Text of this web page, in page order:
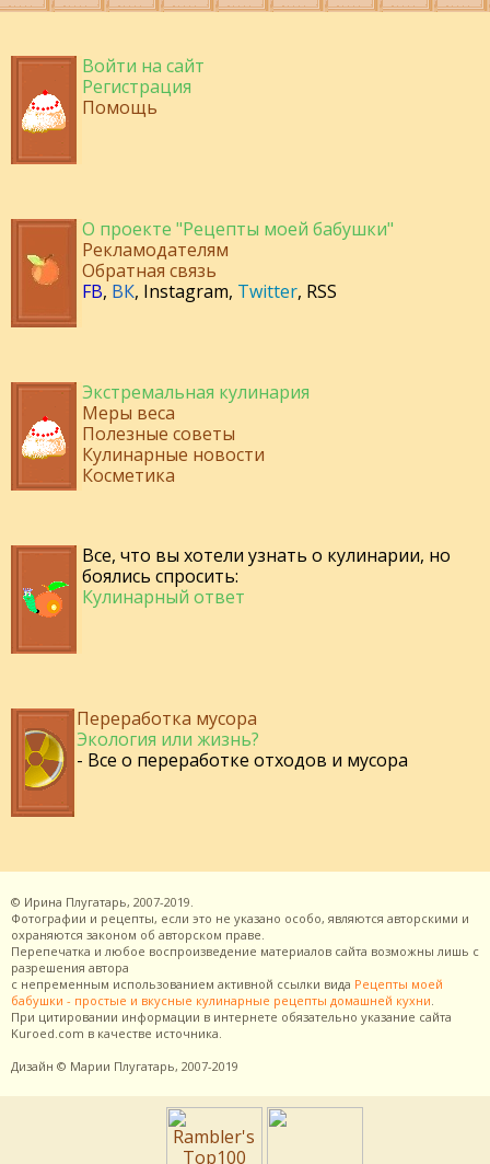
Войти на сайт
Регистрация
Помощь
О проекте "Рецепты моей бабушки"
Рекламодателям
Обратная связь
FB, ВК, Instagram, Twitter, RSS
Экстремальная кулинария
Меры веса
Полезные советы
Кулинарные новости
Косметика
Все, что вы хотели узнать о кулинарии, но
боялись спросить:
Кулинарный ответ
Переработка мусора
Экология или жизнь?
- Все о переработке отходов и мусора
© Ирина Плугатарь, 2007-2019.
Фотографии и рецепты, если это не указано особо, являются авторскими и
охраняются законом об авторском праве.
Перепечатка и любое воспроизведение материалов сайта возможны лишь с
разрешения автора
с непременным использованием активной ссылки вида Рецепты моей
бабушки - простые и вкусные кулинарные рецепты домашней кухни.
При цитировании информации в интернете обязательно указание сайта
Kuroed.com в качестве источника.
Дизайн © Марии Плугатарь, 2007-2019